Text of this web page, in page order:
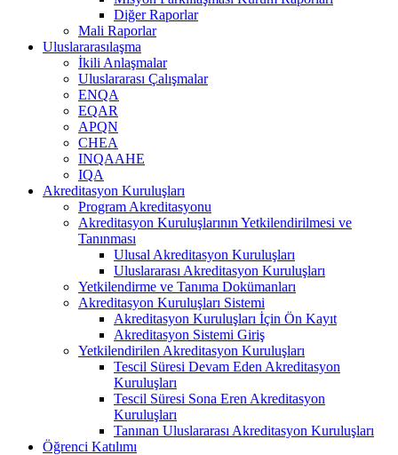
Diğer Raporlar
Mali Raporlar
Uluslararasılaşma
İkili Anlaşmalar
Uluslararası Çalışmalar
ENQA
EQAR
APQN
CHEA
INQAAHE
IQA
Akreditasyon Kuruluşları
Program Akreditasyonu
Akreditasyon Kuruluşlarının Yetkilendirilmesi ve
Tanınması
Ulusal Akreditasyon Kuruluşları
Uluslararası Akreditasyon Kuruluşları
Yetkilendirme ve Tanıma Dokümanları
Akreditasyon Kuruluşları Sistemi
Akreditasyon Kuruluşları İçin Ön Kayıt
Akreditasyon Sistemi Giriş
Yetkilendirilen Akreditasyon Kuruluşları
Tescil Süresi Devam Eden Akreditasyon
Kuruluşları
Tescil Süresi Sona Eren Akreditasyon
Kuruluşları
Tanınan Uluslararası Akreditasyon Kuruluşları
Öğrenci Katılımı